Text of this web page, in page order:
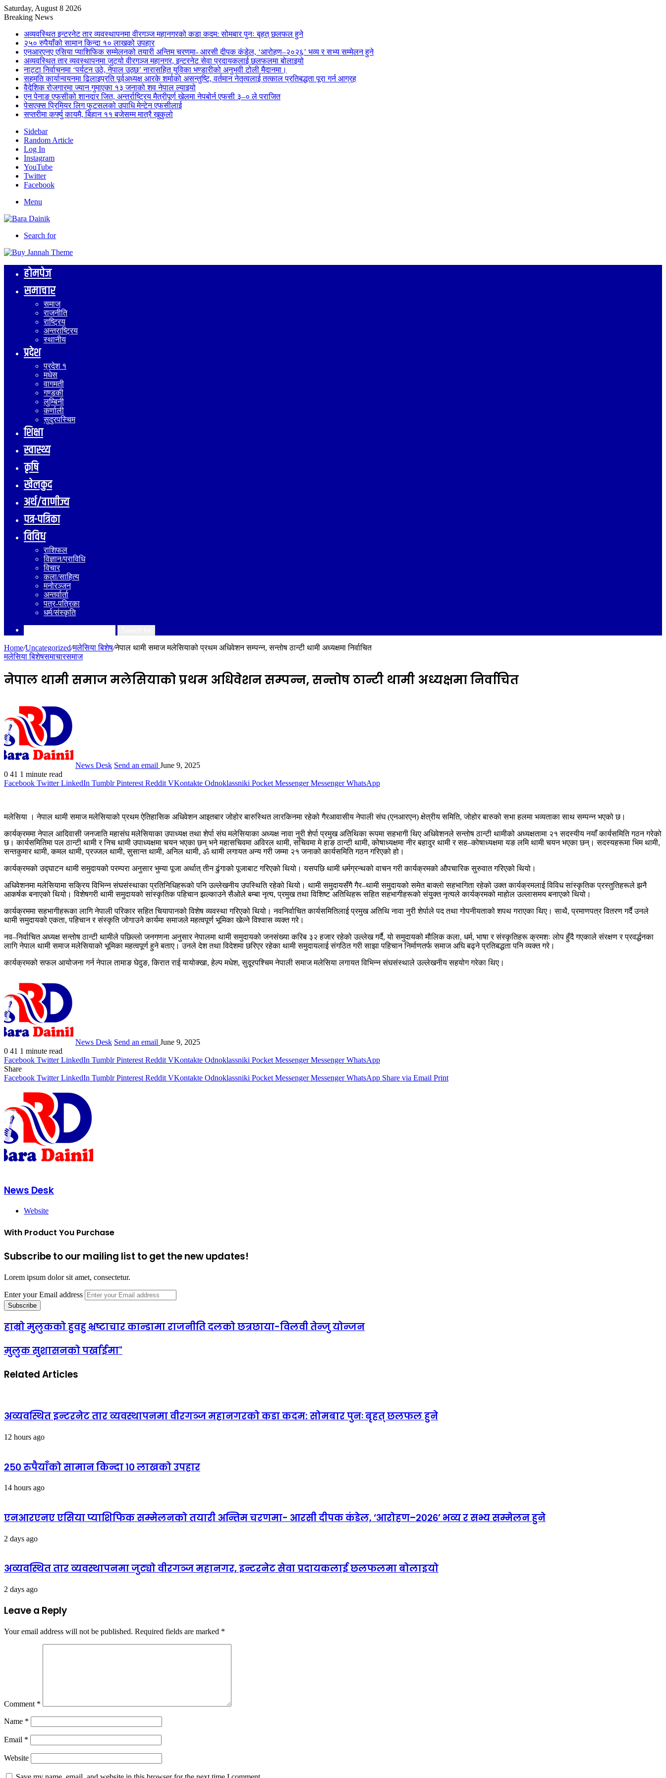
Saturday, August 8 2026
Breaking News
अव्यवस्थित इन्टरनेट तार व्यवस्थापनमा वीरगञ्ज महानगरको कडा कदम: सोमबार पुनः बृहत् छलफल हुने
२५० रुपैयाँको सामान किन्दा १० लाखको उपहार
एनआरएनए एसिया प्याशिफिक सम्मेलनको तयारी अन्तिम चरणमा- आरसी दीपक कंडेल, ‘आरोहण–२०२६’ भव्य र सभ्य सम्मेलन हुने
अव्यवस्थित तार व्यवस्थापनमा जुट्यो वीरगञ्ज महानगर, इन्टरनेट सेवा प्रदायकलाई छलफलमा बोलाइयो
नाट्टा निर्वाचनमा ‘पर्यटन उठे, नेपाल उठ्छ’ नारासहित युविका भण्डारीको अनुभवी टोली मैदानमा।
सहमति कार्यान्वयनमा ढिलाइप्रति पूर्वअध्यक्ष आरके शर्माको असन्तुष्टि, वर्तमान नेतृत्वलाई तत्काल प्रतिबद्धता पूरा गर्न आग्रह
वैदेशिक रोजगारमा ज्यान गुमाएका १३ जनाको शव नेपाल ल्याइयो
एन पेनाङ एफसीको शानदार जित, अन्तर्राष्ट्रिय मैत्रीपूर्ण खेलमा नेपबोर्न एफसी ३–० ले पराजित
पेसएक्स प्रिमियर लिग फुटसलको उपाधि मेन्टेन एफसीलाई
सप्तरीमा कर्फ्यु कायमै, बिहान ११ बजेसम्म मात्रै खुकुलो
Sidebar
Random Article
Log In
Instagram
YouTube
Twitter
Facebook
Menu
Search for
होमपेज
समाचार
समाज
राजनीति
राष्ट्रिय
अन्तराष्ट्रिय
स्थानीय
प्रदेश
प्रदेश १
मधेस
वागमती
गण्डकी
लुम्बिनी
कर्णाली
सुदुरपस्चिम
शिक्षा
स्वास्थ्य
कृषि
खेलकुद
अर्थ/वाणीज्य
पत्र-पत्रिका
विविध
राशिफल
विज्ञान/प्राविधि
विचार
कला/साहित्य
मनोरञ्जन
अन्तर्वार्ता
पत्र-पत्रिका
धर्म/संस्कृति
Home/Uncategorized/मलेसिया बिशेष/नेपाल थामी समाज मलेसियाको प्रथम अधिवेशन सम्पन्न, सन्तोष ठान्टी थामी अध्यक्षमा निर्वाचित
मलेसिया बिशेषसमाचारसमाज
नेपाल थामी समाज मलेसियाको प्रथम अधिवेशन सम्पन्न, सन्तोष ठान्टी थामी अध्यक्षमा निर्वाचित
News Desk Send an email June 9, 2025
0 41 1 minute read
Facebook Twitter LinkedIn Tumblr Pinterest Reddit VKontakte Odnoklassniki Pocket Messenger Messenger WhatsApp
मलेसिया । नेपाल थामी समाज मलेसियाको प्रथम ऐतिहासिक अधिवेशन आइतबार जोहोर बारुस्थित लारकिनमा रहेको गैरआवासीय नेपाली संघ (एनआरएन) क्षेत्रीय समिति, जोहोर बारुको सभा हलमा भव्यताका साथ सम्पन्न भएको छ।
कार्यक्रममा नेपाल आदिवासी जनजाति महासंघ मलेसियाका उपाध्यक्ष तथा शेर्पा संघ मलेसियाका अध्यक्ष नावा नुरी शेर्पा प्रमुख अतिथिका रूपमा सहभागी थिए अधिवेशनले सन्तोष ठान्टी थामीको अध्यक्षतामा २१ सदस्यीय नयाँ कार्यसमिति गठन गरेको
छ। कार्यसमितिमा पल ठान्टी थामी र निच थामी उपाध्यक्षमा चयन भएका छन् भने महासचिवमा अविरल थामी, सचिवमा मे हाङ ठान्टी थामी, कोषाध्यक्षमा नीर बहादुर थामी र सह–कोषाध्यक्षमा यङ लमि थामी चयन भएका छन्। सदस्यहरूमा भिम थामी,
सन्तकुमार थामी, कमल थामी, प्रज्जल थामी, सुसान्त थामी, अनिल थामी, ॐ थामी लगायत अन्य गरी जम्मा २१ जनाको कार्यसमिति गठन गरिएको हो।
कार्यक्रमको उद्घाटन थामी समुदायको परम्परा अनुसार भुम्या पूजा अर्थात् तीन ढुंगाको पूजाबाट गरिएको थियो। यसपछि थामी धर्मग्रन्थको वाचन गरी कार्यक्रमको औपचारिक सुरुवात गरिएको थियो।
अधिवेशनमा मलेसियामा सक्रिय विभिन्न संघसंस्थाका प्रतिनिधिहरूको पनि उल्लेखनीय उपस्थिति रहेको थियो। थामी समुदायसँगै गैर–थामी समुदायको समेत बाक्लो सहभागिता रहेको उक्त कार्यक्रमलाई विविध सांस्कृतिक प्रस्तुतिहरूले झनै
आकर्षक बनाएको थियो। विशेषगरी थामी समुदायको सांस्कृतिक पहिचान झल्काउने सैओले बम्बा नृत्य, प्रमुख तथा विशिष्ट अतिथिहरू सहित सहभागीहरूको संयुक्त नृत्यले कार्यक्रमको माहोल उल्लासमय बनाएको थियो।
कार्यक्रममा सहभागीहरूका लागि नेपाली परिकार सहित चियापानको विशेष व्यवस्था गरिएको थियो। नवनिर्वाचित कार्यसमितिलाई प्रमुख अतिथि नावा नुरी शेर्पाले पद तथा गोपनीयताको शपथ गराएका थिए। साथै, प्रमाणपत्र वितरण गर्दै उनले
थामी समुदायको एकता, पहिचान र संस्कृति जोगाउने कार्यमा समाजले महत्वपूर्ण भूमिका खेल्ने विश्वास व्यक्त गरे।
नव–निर्वाचित अध्यक्ष सन्तोष ठान्टी थामीले पछिल्लो जनगणना अनुसार नेपालमा थामी समुदायको जनसंख्या करिब ३२ हजार रहेको उल्लेख गर्दै, यो समुदायको मौलिक कला, धर्म, भाषा र संस्कृतिहरू क्रमशः लोप हुँदै गएकाले संरक्षण र प्रवर्द्धनका
लागि नेपाल थामी समाज मलेसियाको भूमिका महत्वपूर्ण हुने बताए। उनले देश तथा विदेशमा छरिएर रहेका थामी समुदायलाई संगठित गरी साझा पहिचान निर्माणतर्फ समाज अघि बढ्ने प्रतिबद्धता पनि व्यक्त गरे।
कार्यक्रमको सफल आयोजना गर्न नेपाल तामाङ घेदुङ, किरात राई यायोक्खा, हेल्प मधेश, सुदूरपश्चिम नेपाली समाज मलेसिया लगायत विभिन्न संघसंस्थाले उल्लेखनीय सहयोग गरेका थिए।
News Desk Send an email June 9, 2025
0 41 1 minute read
Facebook Twitter LinkedIn Tumblr Pinterest Reddit VKontakte Odnoklassniki Pocket Messenger Messenger WhatsApp
Share
Facebook Twitter LinkedIn Tumblr Pinterest Reddit VKontakte Odnoklassniki Pocket Messenger Messenger WhatsApp Share via Email Print
News Desk
Website
With Product You Purchase
Subscribe to our mailing list to get the new updates!
Lorem ipsum dolor sit amet, consectetur.
Enter your Email address
हाम्रो मुलुकको हुवहु भ्रष्टाचार कान्डामा राजनीति दलको छत्रछाया-विलवी तेन्जु योन्जन
मुलुक सुशासनको पर्खाईमा"
Related Articles
अव्यवस्थित इन्टरनेट तार व्यवस्थापनमा वीरगञ्ज महानगरको कडा कदम: सोमबार पुनः बृहत् छलफल हुने
12 hours ago
२५० रुपैयाँको सामान किन्दा १० लाखको उपहार
14 hours ago
एनआरएनए एसिया प्याशिफिक सम्मेलनको तयारी अन्तिम चरणमा- आरसी दीपक कंडेल, ‘आरोहण–२०२६’ भव्य र सभ्य सम्मेलन हुने
2 days ago
अव्यवस्थित तार व्यवस्थापनमा जुट्यो वीरगञ्ज महानगर, इन्टरनेट सेवा प्रदायकलाई छलफलमा बोलाइयो
2 days ago
Leave a Reply
Your email address will not be published. Required fields are marked *
Comment *
Name *
Email *
Website